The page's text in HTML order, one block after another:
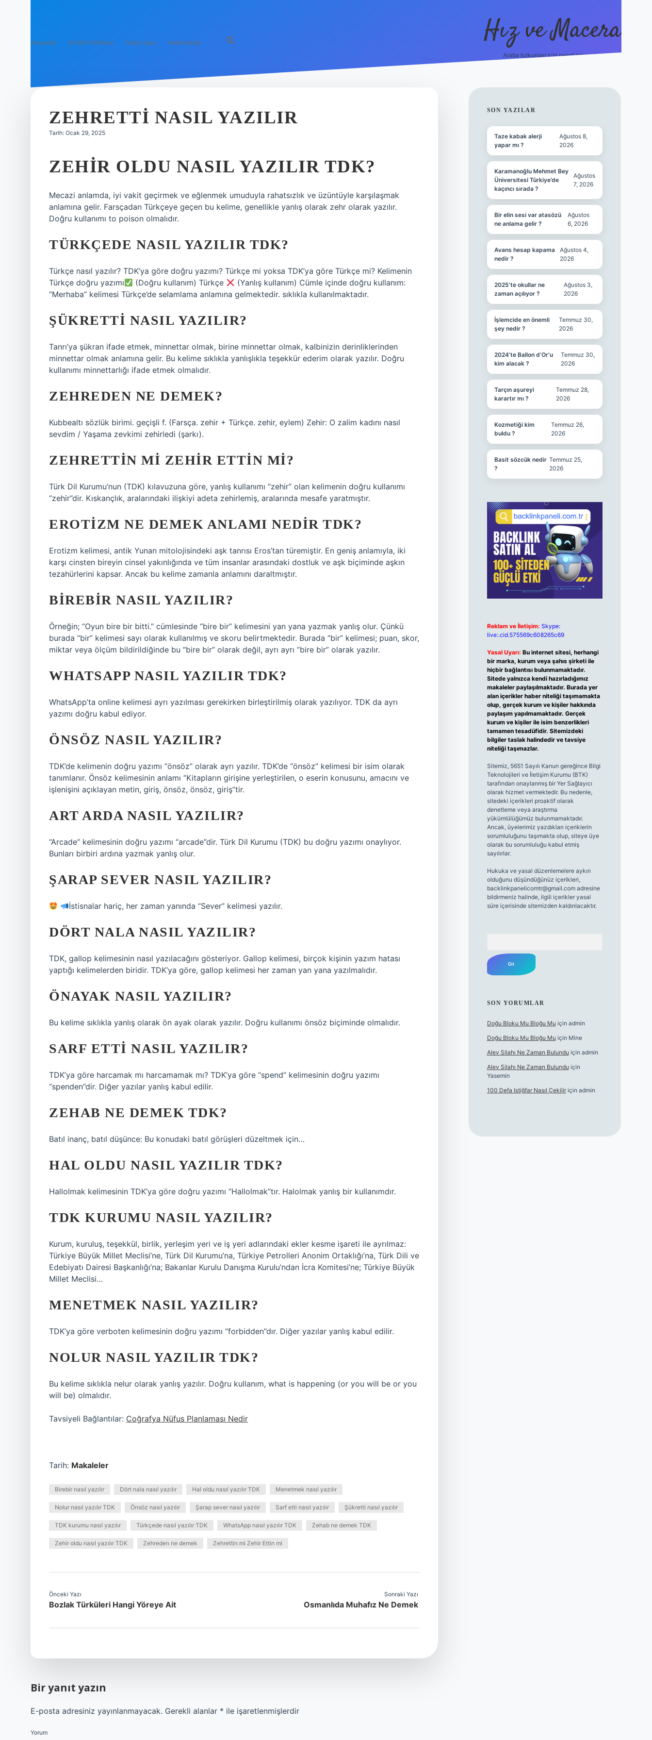
Anasayfa Gizlilik Politikası Yasal Uyarı Hakkımızda Hız ve Macera
Araba tutkunları için neşeli hikayeler!
ZEHRETTI NASIL YAZILIR
Tarih: Ocak 29, 2025
ZEHIR OLDU NASIL YAZILIR TDK?
Mecazi anlamda, iyi vakit geçirmek ve eğlenmek umuduyla rahatsızlık ve üzüntüyle karşılaşmak
anlamına gelir. Farsçadan Türkçeye geçen bu kelime, genellikle yanlış olarak zehr olarak yazılır.
Doğru kullanımı to poison olmalıdır.
TÜRKÇEDE NASIL YAZILIR TDK?
Türkçe nasıl yazılır? TDK’ya göre doğru yazımı? Türkçe mi yoksa TDK’ya göre Türkçe mi? Kelimenin
Türkçe doğru yazımı
(Doğru kullanım) Türkçe
(Yanlış kullanım) Cümle içinde doğru kullanım:
“Merhaba” kelimesi Türkçe’de selamlama anlamına gelmektedir. sıklıkla kullanılmaktadır.
ŞÜKRETTI NASIL YAZILIR?
Tanrı’ya şükran ifade etmek, minnettar olmak, birine minnettar olmak, kalbinizin derinliklerinden
minnettar olmak anlamına gelir. Bu kelime sıklıkla yanlışlıkla teşekkür ederim olarak yazılır. Doğru
kullanımı minnettarlığı ifade etmek olmalıdır.
ZEHREDEN NE DEMEK?
Kubbealtı sözlük birimi. geçişli f. (Farsça. zehir + Türkçe. zehir, eylem) Zehir: O zalim kadını nasıl
sevdim / Yaşama zevkimi zehirledi (şarkı).
ZEHRETTIN MI ZEHIR ETTIN MI?
Türk Dil Kurumu’nun (TDK) kılavuzuna göre, yanlış kullanımı “zehir” olan kelimenin doğru kullanımı
“zehir”dir. Kıskançlık, aralarındaki ilişkiyi adeta zehirlemiş, aralarında mesafe yaratmıştır.
EROTIZM NE DEMEK ANLAMI NEDIR TDK?
Erotizm kelimesi, antik Yunan mitolojisindeki aşk tanrısı Eros’tan türemiştir. En geniş anlamıyla, iki
karşı cinsten bireyin cinsel yakınlığında ve tüm insanlar arasındaki dostluk ve aşk biçiminde aşkın
tezahürlerini kapsar. Ancak bu kelime zamanla anlamını daraltmıştır.
BIREBIR NASIL YAZILIR?
Örneğin; “Oyun bire bir bitti.” cümlesinde “bire bir” kelimesini yan yana yazmak yanlış olur. Çünkü
burada “bir” kelimesi sayı olarak kullanılmış ve skoru belirtmektedir. Burada “bir” kelimesi; puan, skor,
miktar veya ölçüm bildirildiğinde bu “bire bir” olarak değil, ayrı ayrı “bire bir” olarak yazılır.
WHATSAPP NASIL YAZILIR TDK?
WhatsApp’ta online kelimesi ayrı yazılması gerekirken birleştirilmiş olarak yazılıyor. TDK da ayrı
yazımı doğru kabul ediyor.
ÖNSÖZ NASIL YAZILIR?
TDK’de kelimenin doğru yazımı “önsöz” olarak ayrı yazılır. TDK’de “önsöz” kelimesi bir isim olarak
tanımlanır. Önsöz kelimesinin anlamı “Kitapların girişine yerleştirilen, o eserin konusunu, amacını ve
işlenişini açıklayan metin, giriş, önsöz, önsöz, giriş”tir.
ART ARDA NASIL YAZILIR?
“Arcade” kelimesinin doğru yazımı “arcade”dir. Türk Dil Kurumu (TDK) bu doğru yazımı onaylıyor.
Bunları birbiri ardına yazmak yanlış olur.
ŞARAP SEVER NASIL YAZILIR?
İstisnalar hariç, her zaman yanında “Sever” kelimesi yazılır.
DÖRT NALA NASIL YAZILIR?
TDK, gallop kelimesinin nasıl yazılacağını gösteriyor. Gallop kelimesi, birçok kişinin yazım hatası
yaptığı kelimelerden biridir. TDK’ya göre, gallop kelimesi her zaman yan yana yazılmalıdır.
ÖNAYAK NASIL YAZILIR?
Bu kelime sıklıkla yanlış olarak ön ayak olarak yazılır. Doğru kullanımı önsöz biçiminde olmalıdır.
SARF ETTI NASIL YAZILIR?
TDK’ya göre harcamak mı harcamamak mı? TDK’ya göre “spend” kelimesinin doğru yazımı
“spenden”dir. Diğer yazılar yanlış kabul edilir.
ZEHAB NE DEMEK TDK?
Batıl inanç, batıl düşünce: Bu konudaki batıl görüşleri düzeltmek için…
HAL OLDU NASIL YAZILIR TDK?
Hallolmak kelimesinin TDK’ya göre doğru yazımı “Hallolmak”tır. Halolmak yanlış bir kullanımdır.
TDK KURUMU NASIL YAZILIR?
Kurum, kuruluş, teşekkül, birlik, yerleşim yeri ve iş yeri adlarındaki ekler kesme işareti ile ayrılmaz:
Türkiye Büyük Millet Meclisi’ne, Türk Dil Kurumu’na, Türkiye Petrolleri Anonim Ortaklığı’na, Türk Dili ve
Edebiyatı Dairesi Başkanlığı’na; Bakanlar Kurulu Danışma Kurulu’ndan İcra Komitesi’ne; Türkiye Büyük
Millet Meclisi…
MENETMEK NASIL YAZILIR?
TDK’ya göre verboten kelimesinin doğru yazımı “forbidden”dır. Diğer yazılar yanlış kabul edilir.
NOLUR NASIL YAZILIR TDK?
Bu kelime sıklıkla nelur olarak yanlış yazılır. Doğru kullanım, what is happening (or you will be or you
will be) olmalıdır.
Tavsiyeli Bağlantılar: Coğrafya Nüfus Planlaması Nedir
Tarih: Makaleler
Birebir nasıl yazılır Dört nala nasıl yazılır Hal oldu nasıl yazılır TDK Menetmek nasıl yazılır
Nolur nasıl yazılır TDK Önsöz nasıl yazılır Şarap sever nasıl yazılır Sarf etti nasıl yazılır Şükretti nasıl yazılır
TDK kurumu nasıl yazılır Türkçede nasıl yazılır TDK WhatsApp nasıl yazılır TDK Zehab ne demek TDK
Zehir oldu nasıl yazılır TDK Zehreden ne demek Zehrettin mi Zehir Ettin mi
Önceki Yazı
Bozlak Türküleri Hangi Yöreye Ait
Sonraki Yazı
Osmanlıda Muhafız Ne Demek
Bir yanıt yazın
E-posta adresiniz yayınlanmayacak. Gerekli alanlar * ile işaretlenmişlerdir
Yorum
SIDEBAR
SON YAZILAR
Taze kabak alerji
yapar mı ?
Ağustos 8,
2026
Karamanoğlu Mehmet Bey
Üniversitesi Türkiye’de
kaçıncı sırada ?
Ağustos
7, 2026
Bir elin sesi var atasözü
ne anlama gelir ?
Ağustos
6, 2026
Avans hesap kapama
nedir ?
Ağustos 4,
2026
2025’te okullar ne
zaman açılıyor ?
Ağustos 3,
2026
İşlemcide en önemli
şey nedir ?
Temmuz 30,
2026
2024’te Ballon d’Or’u
kim alacak ?
Temmuz 30,
2026
Tarçın aşureyi
karartır mı ?
Temmuz 28,
2026
Kozmetiği kim
buldu ?
Temmuz 26,
2026
Basit sözcük nedir
?
Temmuz 25,
2026
Reklam ve İletişim: Skype:
live:.cid.575569c608265c69
Yasal Uyarı: Bu internet sitesi, herhangi
bir marka, kurum veya şahıs şirketi ile
hiçbir bağlantısı bulunmamaktadır.
Sitede yalnızca kendi hazırladığımız
makaleler paylaşılmaktadır. Burada yer
alan içerikler haber niteliği taşımamakta
olup, gerçek kurum ve kişiler hakkında
paylaşım yapılmamaktadır. Gerçek
kurum ve kişiler ile isim benzerlikleri
tamamen tesadüfidir. Sitemizdeki
bilgiler taslak halindedir ve tavsiye
niteliği taşımazlar.
Sitemiz, 5651 Sayılı Kanun gereğince Bilgi
Teknolojileri ve İletişim Kurumu (BTK)
tarafından onaylanmış bir Yer Sağlayıcı
olarak hizmet vermektedir. Bu nedenle,
sitedeki içerikleri proaktif olarak
denetleme veya araştırma
yükümlülüğümüz bulunmamaktadır.
Ancak, üyelerimiz yazdıkları içeriklerin
sorumluluğunu taşımakta olup, siteye üye
olarak bu sorumluluğu kabul etmiş
sayılırlar.
Hukuka ve yasal düzenlemelere aykırı
olduğunu düşündüğünüz içerikleri,
backlinkpanelicomtr@gmail.comadresine
bildirmeniz halinde, ilgili içerikler yasal
süre içerisinde sitemizden kaldırılacaktır.
SON YORUMLAR
Doğu Bloku Mu Bloğu Mu için admin
Doğu Bloku Mu Bloğu Mu için Mine
Alev Silahı Ne Zaman Bulundu için admin
Alev Silahı Ne Zaman Bulundu için
Yasemin
100 Defa Istiğfar Nasıl Çekiliriçin admin
hiltonbet